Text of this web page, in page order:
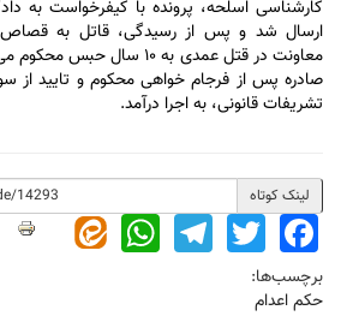
کارشناسی اسلحه، پرونده با کیفرخواست به
ارسال شد و پس از رسیدگی، قاتل به
معاونت در قتل عمدی به ۱۰
صادره پس از فرجام خواهی محکوم و تایید از
تشریفات قانونی، به اجرا درآمد.
لینک کوتاه
Facebook
Twitter
Telegram
برچسب‌ها:
حکم اعدام